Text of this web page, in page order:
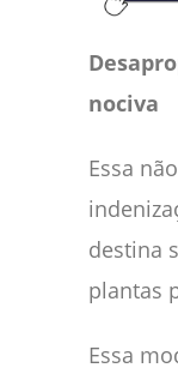
nociva
Essa
destina
plantas
Essa